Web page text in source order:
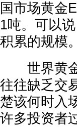
国市场黄金
1吨。可以
积累的规模。
世界黄金
往往缺乏交
楚该何时入
许多投资者